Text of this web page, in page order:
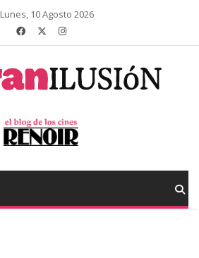
Lunes, 10 Agosto 2026